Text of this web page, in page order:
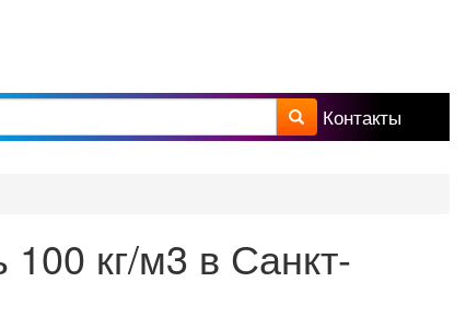
Контакты
кг/м3 в Санкт-